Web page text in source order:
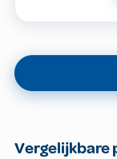
Vergelijkbare